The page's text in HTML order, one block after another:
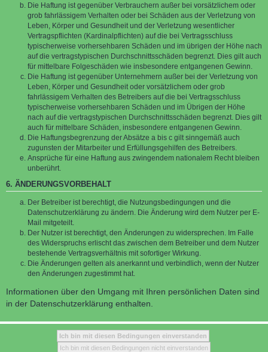
Die Haftung ist gegenüber Verbrauchern außer bei vorsätzlichem oder
grob fahrlässigem Verhalten oder bei Schäden aus der Verletzung von
Leben, Körper und Gesundheit und der Verletzung wesentlicher
Vertragspflichten (Kardinalpflichten) auf die bei Vertragsschluss
typischerweise vorhersehbaren Schäden und im übrigen der Höhe nach
auf die vertragstypischen Durchschnittsschäden begrenzt. Dies gilt auch
für mittelbare Folgeschäden wie insbesondere entgangenen Gewinn.
Die Haftung ist gegenüber Unternehmern außer bei der Verletzung von
Leben, Körper und Gesundheit oder vorsätzlichem oder grob
fahrlässigem Verhalten des Betreibers auf die bei Vertragsschluss
typischerweise vorhersehbaren Schäden und im Übrigen der Höhe
nach auf die vertragstypischen Durchschnittsschäden begrenzt. Dies gilt
auch für mittelbare Schäden, insbesondere entgangenen Gewinn.
Die Haftungsbegrenzung der Absätze a bis c gilt sinngemäß auch
zugunsten der Mitarbeiter und Erfüllungsgehilfen des Betreibers.
Ansprüche für eine Haftung aus zwingendem nationalem Recht bleiben
unberührt.
6. ÄNDERUNGSVORBEHALT
Der Betreiber ist berechtigt, die Nutzungsbedingungen und die
Datenschutzerklärung zu ändern. Die Änderung wird dem Nutzer per E-
Mail mitgeteilt.
Der Nutzer ist berechtigt, den Änderungen zu widersprechen. Im Falle
des Widerspruchs erlischt das zwischen dem Betreiber und dem Nutzer
bestehende Vertragsverhältnis mit sofortiger Wirkung.
Die Änderungen gelten als anerkannt und verbindlich, wenn der Nutzer
den Änderungen zugestimmt hat.
Informationen über den Umgang mit Ihren persönlichen Daten sind
in der Datenschutzerklärung enthalten.